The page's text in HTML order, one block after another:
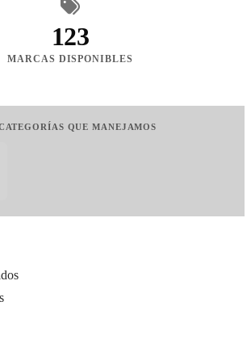
123
MARCAS DISPONIBLES
QUE MANEJAMOS